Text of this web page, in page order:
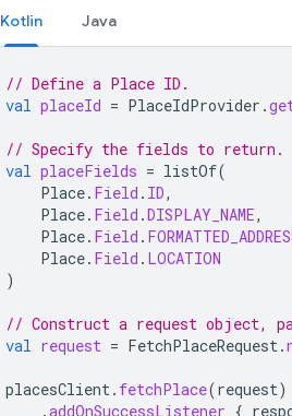
Kotlin Java
// Define a Place ID.
val placeId = PlaceIdProvider .
// Specify the fields to return.
val placeFields = listOf(
Place. Field . ID,
Place. Field .DISPLAY_NAME,
Place. Field .
Place. Field . LOCATION
)
// Construct a request object,
val request = FetchPlaceRequest.
placesClient. fetchPlace(request)
.addOnSuccessListener {